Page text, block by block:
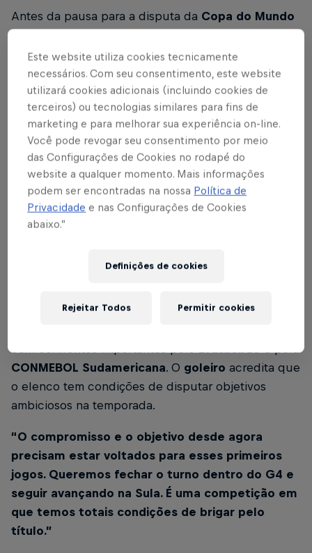
Antes da pausa para a disputa da Copa do Mundo
crescimento nas competições. ParaVolpi
principal objetivo agora é retomar rapidamente o
nível apresentado pela equipe.
“Uma das coisas que mais comentamos antes
da parada era para aproveitarmos as férias, mas
entendendo que, quando voltássemos,
precisaríamos manter o compromisso que
assumimos entre nós mesmos. A equipe vinha
somando os pontos necessários para estar nas
CONMEBOL Sudamericana. O goleiro acredita que
o elenco tem condições de disputar objetivos
ambiciosos na temporada.
“O compromisso e o objetivo desde agora
precisam estar voltados para esses primeiros
jogos. Queremos fechar o turno dentro do G4 e
seguir avançando na Sula. É uma competição em
que temos totais condições de brigar pelo
título.”
Este website utiliza cookies tecnicamente
necessários. Com seu consentimento, este website
utilizará cookies adicionais (incluindo cookies de
terceiros) ou tecnologias similares para fins de
marketing e para melhorar sua experiência on-line.
Você pode revogar seu consentimento por meio
das Configurações de Cookies no rodapé do
website a qualquer momento. Mais informações
podem ser encontradas na nossa Política de
Privacidade e nas Configurações de Cookies
abaixo.”
Definições de cookies
Rejeitar Todos Permitir cookies